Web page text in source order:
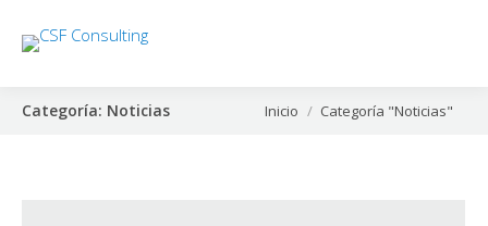
Categoría: Noticias Estás aquí:
Inicio Categoría "Noticias"